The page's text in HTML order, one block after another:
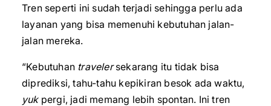
Tren seperti ini sudah terjadi sehingga perlu ada
layanan yang bisa memenuhi kebutuhan jalan-
jalan mereka.
“Kebutuhan travelersekarang itu tidak bisa
diprediksi, tahu-tahu kepikiran besok ada waktu,
yukpergi, jadi memang lebih spontan. Ini tren